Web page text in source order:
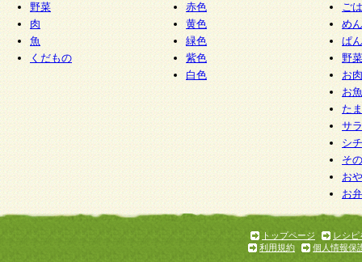
野菜
肉
魚
くだもの
赤色
黄色
緑色
紫色
白色
ご
めん
ぱん
野
お
お
た
サ
シ
そ
お
お
トップページ
レシピ
利用規約
個人情報保